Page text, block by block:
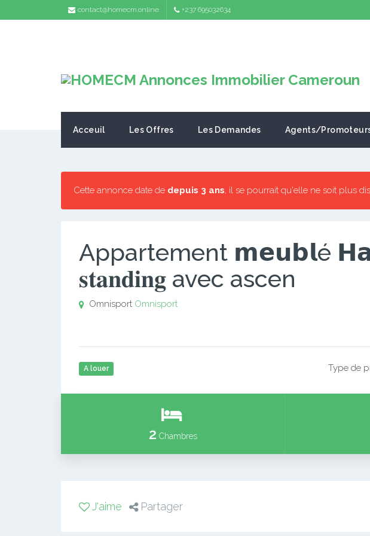
contact@homecm.online +237 695032634
Acceuil Les Offres Les Demandes Agents/
Cette annonce date de depuis 3 ans, il se pourrait qu'elle ne soit plus
Appartement 𝗺𝗲𝘂𝗯𝗹é
𝐬𝐭𝐚𝐧𝐝𝐢𝐧𝐠 avec ascen
Omnisport Omnisport
A louer Type de
2 Chambres
J'aime Partager